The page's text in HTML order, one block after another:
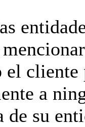
cliente
a
su